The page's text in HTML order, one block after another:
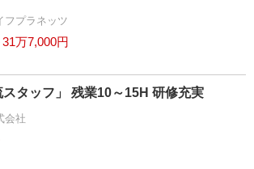
フプラネッツ
万7,000円
タッフ」 残業10～15H 研修充実
会社